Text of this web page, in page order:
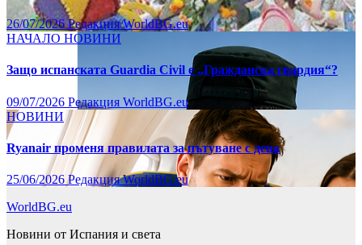
26/07/2026Редакция WorldBG.eu
НАЧАЛО НОВИНИ
Защо испанската Guardia Civil е „Гражданска гвардия“?
09/07/2026 Редакция WorldBG.eu
НОВИНИ
Ryanair променя правилата за пътуване с деца
25/06/2026Редакция WorldBG.eu
WorldBG.eu
Новини от Испания и света